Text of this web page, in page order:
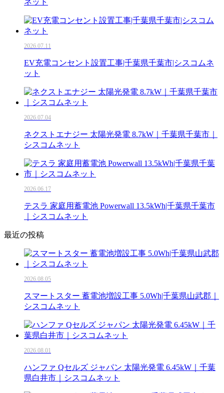
2026.07.11
EV充電コンセント設置工事|千葉県千葉市|シスコムネ
ット
2026.07.04
ネクストエナジー 太陽光発電 8.7kW｜千葉県千葉市｜
シスコムネット
2026.06.17
テスラ 家庭用蓄電池 Powerwall 13.5kWh|千葉県千葉市
｜シスコムネット
最近の投稿
2026.08.05
スマートスター 蓄電池増設工事 5.0Wh|千葉県山武郡｜
シスコムネット
2026.08.01
ハンファ Qセルズ ジャパン 太陽光発電 6.45kW｜千葉
県白井市｜シスコムネット